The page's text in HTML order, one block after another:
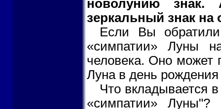
новолунию
зеркальный знак на
Если Вы
«симпатии» Луны
человека. Оно может
Луна в день рождения
Что вкладывается
«симпатии» Луны"?